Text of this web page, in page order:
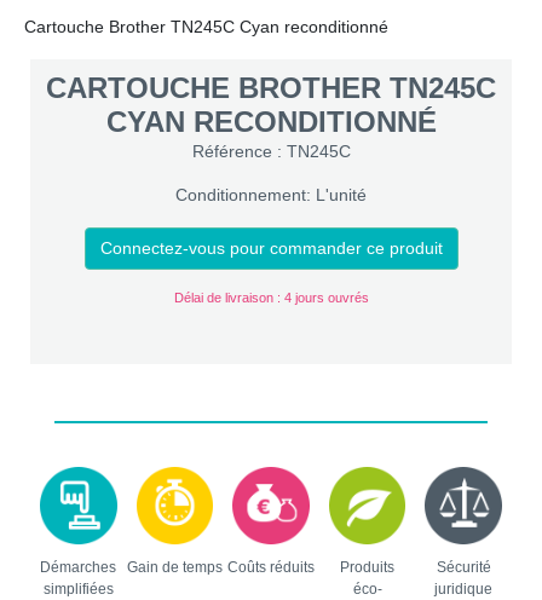
Cartouche Brother TN245C Cyan reconditionné
CARTOUCHE BROTHER TN245C
CYAN RECONDITIONNÉ
Référence : TN245C
Conditionnement: L'unité
Connectez-vous pour commander ce produit
Délai de livraison : 4 jours ouvrés
Démarches
simplifiées
Gain de temps Coûts réduits
Produits
éco-
Sécurité
juridique